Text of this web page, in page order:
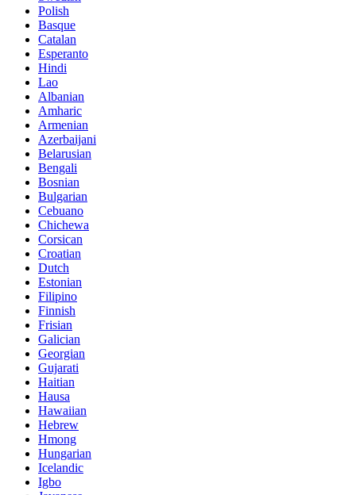
Polish
Basque
Catalan
Esperanto
Hindi
Lao
Albanian
Amharic
Armenian
Azerbaijani
Belarusian
Bengali
Bosnian
Bulgarian
Cebuano
Chichewa
Corsican
Croatian
Dutch
Estonian
Filipino
Finnish
Frisian
Galician
Georgian
Gujarati
Haitian
Hausa
Hawaiian
Hebrew
Hmong
Hungarian
Icelandic
Igbo